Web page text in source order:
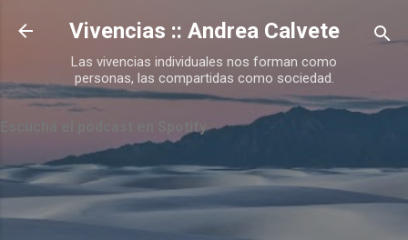
Ir al contenido principal
Vivencias :: Andrea Calvete
Las vivencias individuales nos forman como
personas, las compartidas como sociedad.
Escuchá el podcast en Spotify